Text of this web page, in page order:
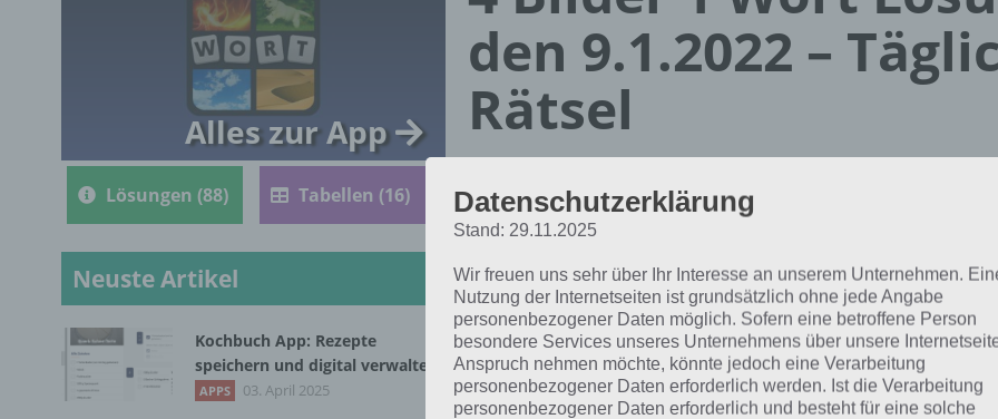
den 9.1.2022 –
Rätsel
01.01.2022
App Empfehlung: IQ Test App
Mit zahlreichen Aufgaben zum Knobeln und Üben
JETZT KOSTENLOS HERUNTERLADEN
Die Lösung für das tägliche Rätsel vom 9.1.2022 zu Reise
2022 in 4 Bilder 1 Wort. Wenn du dort aktuell feststeckst,
Alles zur App
Lösungen (88) Tabellen (16)
Neuste Artikel
Kochbuch App: Rezepte
speichern und digital verwalten
APPS 03. April 2025
Datenschutzerklärung
Stand: 29.11.2025
Wir freuen uns sehr über Ihr Interesse an unserem Unternehmen.
Nutzung der Internetseiten ist grundsätzlich ohne jede Angabe
personenbezogener Daten möglich. Sofern eine betroffene Person
besondere Services unseres Unternehmens über unsere
Anspruch nehmen möchte, könnte jedoch eine Verarbeitung
personenbezogener Daten erforderlich werden. Ist die Verarbeitung
personenbezogener Daten erforderlich und besteht für eine solche